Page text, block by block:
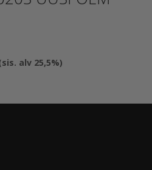
€.
alv 25,5%)